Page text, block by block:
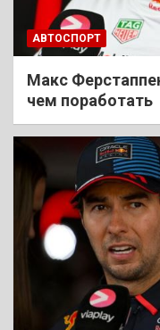
АВТОСПОРТ
Макс
чем поработать